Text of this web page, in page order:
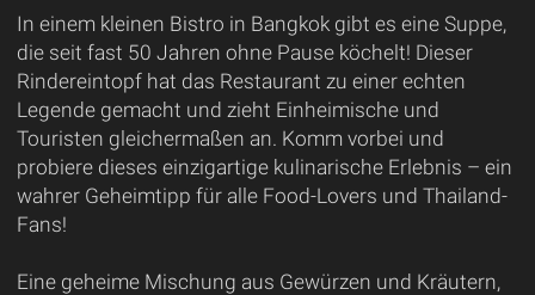
In einem kleinen Bistro in Bangkok gibt es eine Suppe,
die seit fast 50 Jahren ohne Pause köchelt! Dieser
Rindereintopf hat das Restaurant zu einer echten
Legende gemacht und zieht Einheimische und
Touristen gleichermaßen an. Komm vorbei und
probiere dieses einzigartige kulinarische Erlebnis – ein
wahrer Geheimtipp für alle Food-Lovers und Thailand-
Fans!
Eine geheime Mischung aus Gewürzen und Kräutern,